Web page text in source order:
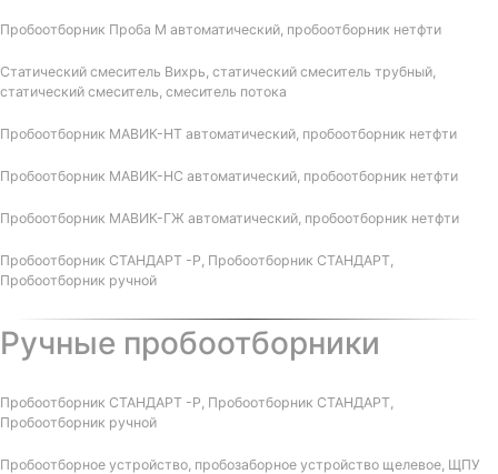
Пробоотборник Проба М автоматический, пробоотборник нетфти
Статический смеситель Вихрь, статический смеситель трубный,
статический смеситель, смеситель потока
Пробоотборник МАВИК-НТ автоматический, пробоотборник нетфти
Пробоотборник МАВИК-НС автоматический, пробоотборник нетфти
Пробоотборник МАВИК-ГЖ автоматический, пробоотборник нетфти
Пробоотборник СТАНДАРТ -Р, Пробоотборник СТАНДАРТ,
Пробоотборник ручной
Ручные пробоотборники
Пробоотборник СТАНДАРТ -Р, Пробоотборник СТАНДАРТ,
Пробоотборник ручной
Пробоотборное устройство, пробозаборное устройство щелевое, ЩПУ